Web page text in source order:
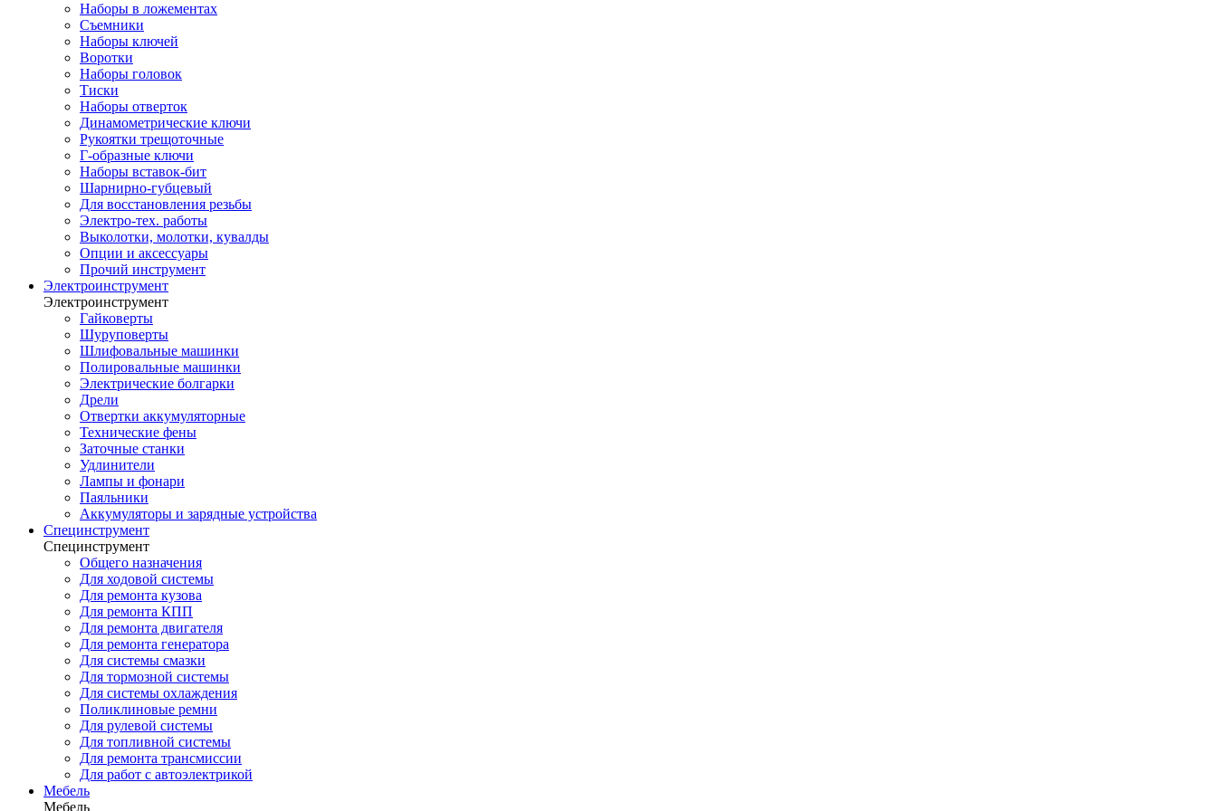
Наборы в ложементах
Съемники
Наборы ключей
Воротки
Наборы головок
Тиски
Наборы отверток
Динамометрические ключи
Рукоятки трещоточные
Г-образные ключи
Наборы вставок-бит
Шарнирно-губцевый
Для восстановления резьбы
Электро-тех. работы
Выколотки, молотки, кувалды
Опции и аксессуары
Прочий инструмент
Электроинструмент
Электроинструмент
Гайковерты
Шуруповерты
Шлифовальные машинки
Полировальные машинки
Электрические болгарки
Дрели
Отвертки аккумуляторные
Технические фены
Заточные станки
Удлинители
Лампы и фонари
Паяльники
Аккумуляторы и зарядные устройства
Специнструмент
Специнструмент
Общего назначения
Для ходовой системы
Для ремонта кузова
Для ремонта КПП
Для ремонта двигателя
Для ремонта генератора
Для системы смазки
Для тормозной системы
Для системы охлаждения
Поликлиновые ремни
Для рулевой системы
Для топливной системы
Для ремонта трансмиссии
Для работ с автоэлектрикой
Мебель
Мебель